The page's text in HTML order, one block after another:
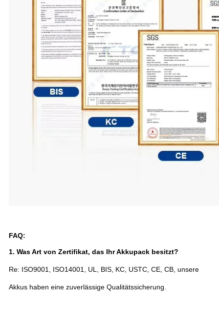
FAQ:
1. Was Art von Zertifikat, das Ihr Akkupack besitzt?
Re: ISO9001, ISO14001, UL, BIS, KC, USTC, CE, CB, unsere
Akkus haben eine zuverlässige Qualitätssicherung.